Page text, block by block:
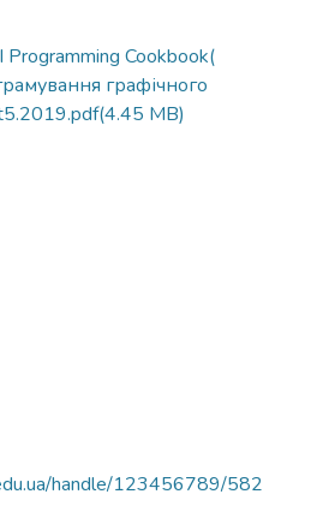
Cookbook(
графічного
(4.45 MB)
handle/123456789/582